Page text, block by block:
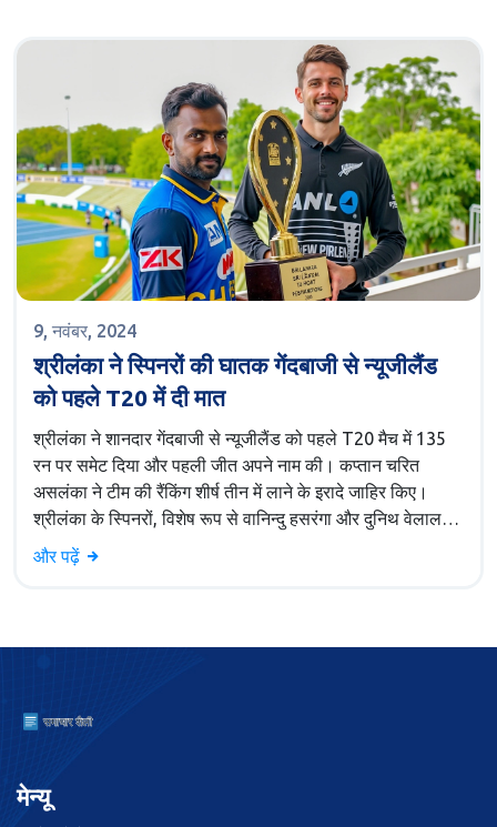
9, नवंबर, 2024
श्रीलंका ने स्पिनरों की घातक गेंदबाजी से न्यूजीलैंड
को पहले T20 में दी मात
श्रीलंका ने शानदार गेंदबाजी से न्यूजीलैंड को पहले T20 मैच में 135
रन पर समेट दिया और पहली जीत अपने नाम की। कप्तान चरित
असलंका ने टीम की रैंकिंग शीर्ष तीन में लाने के इरादे जाहिर किए।
श्रीलंका के स्पिनरों, विशेष रूप से वानिन्दु हसरंगा और दुनिथ वेलालगे,
ने महत्वपूर्ण भूमिका निभाई, जिससे न्यूजीलैंड की बल्लेबाजी ध्वस्त हुई।
और पढ़ें
मेन्यू